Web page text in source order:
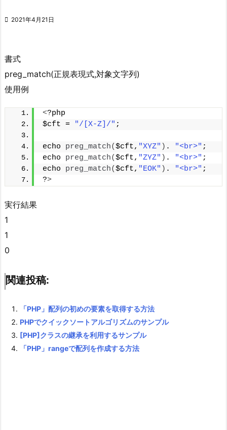
 2021年4月21日
書式
preg_match(正規表現式,対象文字列)
使用例
<?php
$cft =
"/[X-Z]/" ;
echo preg_match($cft, "XYZ" ) . "<br>" ;
echo preg_match($cft, "ZYZ" ) . "<br>" ;
echo preg_match($cft, "EOK" ) . "<br>" ;
?>
実行結果
1
1
0
関連投稿:
「PHP」配列の初めの要素を取得する方法
PHPでクイックソートアルゴリズムのサンプル
[PHP]クラスの継承を利用するサンプル
「PHP」rangeで配列を作成する方法